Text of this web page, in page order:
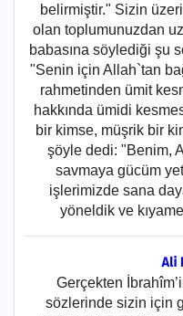
belirmiştir." Sizin
olan toplumunuzdan
babasına söylediği şu
"Senin için Allah`tan
rahmetinden ümit
hakkında ümidi
bir kimse, müşrik bir
şöyle dedi: "Benim,
savmaya gücüm
işlerimizde sana
yöneldik ve
Ali
Gerçekten
sözlerinde sizin için